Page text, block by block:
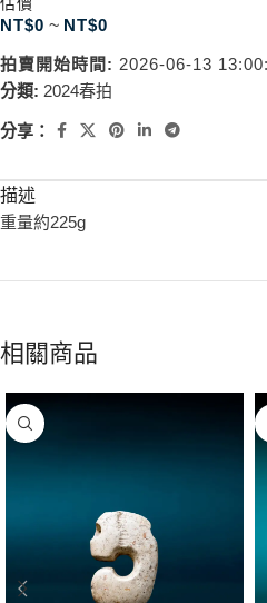
NT$0 ~ NT$0
拍賣開始時間: 2026-06-13
分類: 2024春拍
分享：
描述
重量約225g
相關商品